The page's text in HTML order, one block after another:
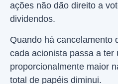
ações não dão direito a
dividendos.
Quando há cancelamento
cada acionista passa a ter
proporcionalmente maior
total de papéis diminui.